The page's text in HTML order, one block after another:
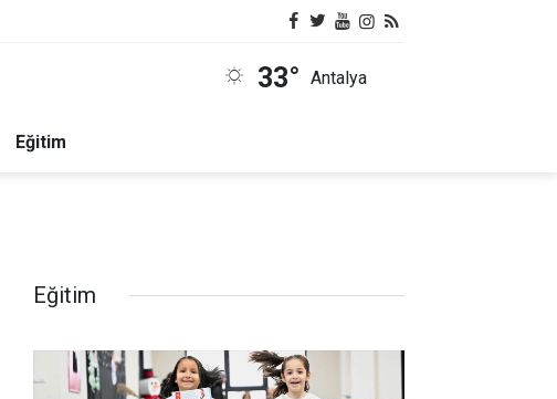
33° Antalya
Eğitim
Eğitim